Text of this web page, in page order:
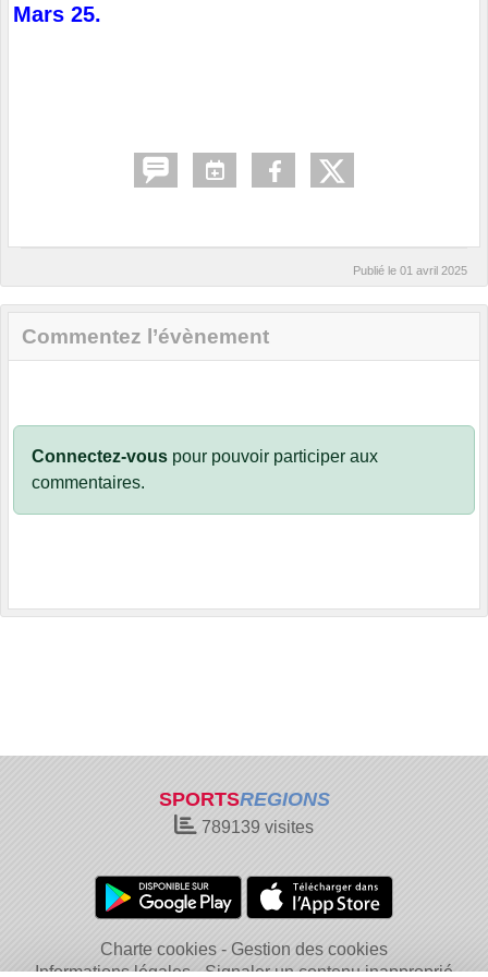
Mars 25.
Publié le 01 avril 2025
Commentez l’évènement
Connectez-vous pour pouvoir participer aux
commentaires.
SPORTSREGIONS
789139 visites
Charte cookies
Gestion des cookies
Informations légales
Signaler un contenu inapproprié